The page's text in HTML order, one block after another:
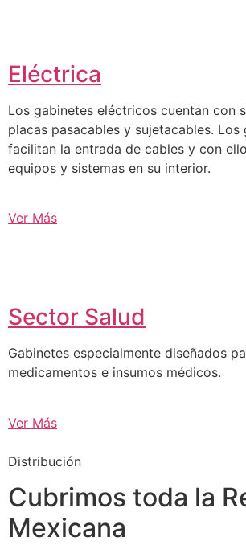
Eléctrica
Los gabinetes eléctricos cuentan con
placas pasacables y sujetacables. Los
facilitan la entrada de cables y con
equipos y sistemas en su interior.
Ver Más
Sector Salud
Gabinetes especialmente diseñados
medicamentos e insumos médicos.
Ver Más
Distribución
Cubrimos toda la
Mexicana